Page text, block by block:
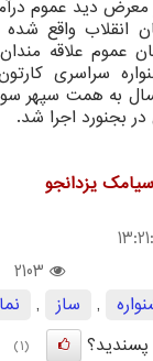
معرض دید عموم
۱۷ میزبان عموم
سراسری كارتون
به همت سپهر
بجنورد اجرا شد.
یزدانجو
2103
, ساز ,
(1)